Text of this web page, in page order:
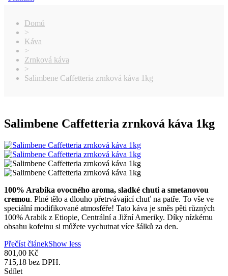
Domů
>
Káva
>
Zrnková káva
>
Salimbene Caffetteria zrnková káva 1kg
Salimbene Caffetteria zrnková káva 1kg
100% Arabika ovocného aroma, sladké chuti a smetanovou
cremou. Plné tělo a dlouho přetrvávající chuť na patře. To vše ve
speciální modifikované atmosféře! Tato káva je směs pěti různých
100% Arabik z Etiopie, Centrální a Jižní Ameriky. Díky nízkému
obsahu kofeinu si můžete vychutnat více šálků za den.
Přečíst článekShow less
801,00 Kč
715,18 bez DPH.
Sdílet